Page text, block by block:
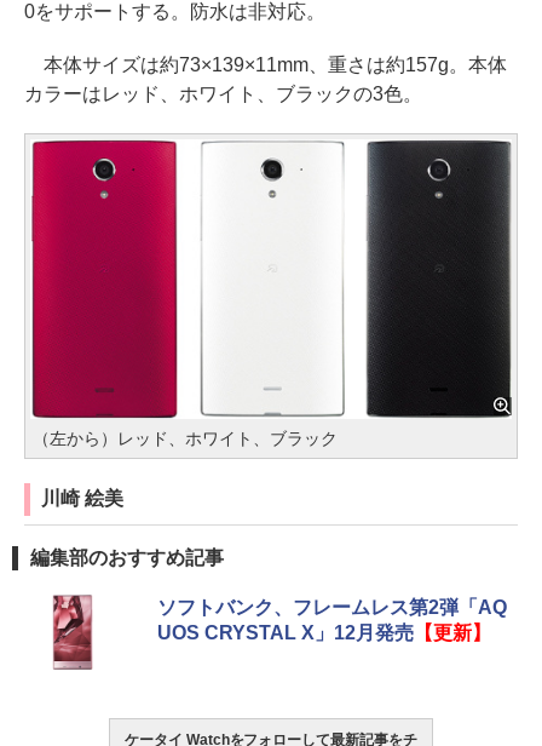
0をサポートする。防水は非対応。
本体サイズは約73×139×11mm、重さは約157g。本体
カラーはレッド、ホワイト、ブラックの3色。
（左から）レッド、ホワイト、ブラック
川崎 絵美
編集部のおすすめ記事
ソフトバンク、フレームレス第2弾「AQ
UOS CRYSTAL X」12月発売【更新】
ケータイ Watchをフォローして最新記事をチ